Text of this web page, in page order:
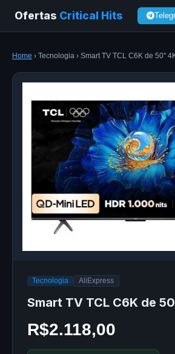
Ofertas Critical Hits
Home › Tecnologia › Smart TV TCL C6K de 50"
Tecnologia AliExpress
Smart TV TCL C6K de
R$2.118,00